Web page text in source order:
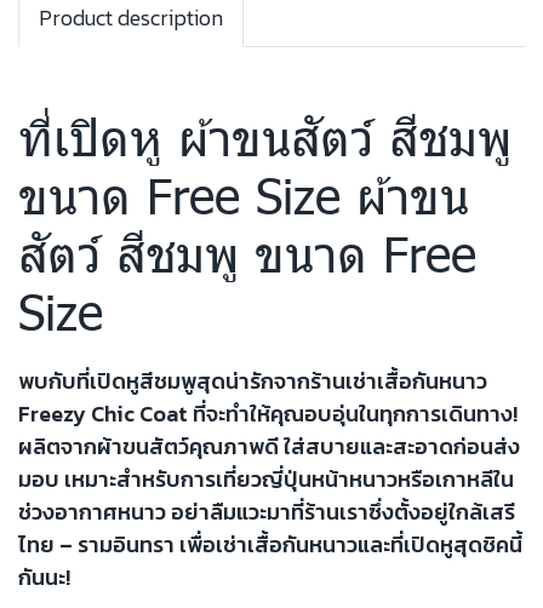
Product description
ที่เปิดหู ผ้าขนสัตว์ สีชมพู
ขนาด Free Size ผ้าขน
สัตว์ สีชมพู ขนาด Free
Size
พบกับที่เปิดหูสีชมพูสุดน่ารักจากร้านเช่าเสื้อกันหนาว
Freezy Chic Coat ที่จะทำให้คุณอบอุ่นในทุกการเดินทาง!
ผลิตจากผ้าขนสัตว์คุณภาพดี ใส่สบายและสะอาดก่อนส่ง
มอบ เหมาะสำหรับการเที่ยวญี่ปุ่นหน้าหนาวหรือเกาหลีใน
ช่วงอากาศหนาว อย่าลืมแวะมาที่ร้านเราซึ่งตั้งอยู่ใกล้เสรี
ไทย – รามอินทรา เพื่อเช่าเสื้อกันหนาวและที่เปิดหูสุดชิคนี้
กันนะ!